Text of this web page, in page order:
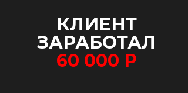
КЛИЕНТ
ЗАРАБОТАЛ
60 000 Р